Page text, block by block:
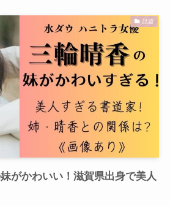
話題
がかわいい！滋賀県出身で美人